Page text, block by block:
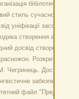
бібілотечної
стиль сучасної
уніфікації засобів
створення
досвід створення
Розкриття змісту
Досвід
забезпечення
файл "Предметні